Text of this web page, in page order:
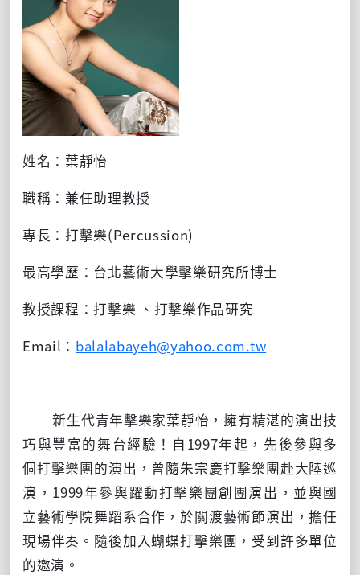
姓名：葉靜怡
職稱：兼任助理教授
專長：打擊樂(Percussion)
最高學歷：台北藝術大學擊樂研究所博士
教授課程：打擊樂 、打擊樂作品研究
Email： balalabayeh@yahoo.com.tw
新生代青年擊樂家葉靜怡，擁有精湛的演出技
巧與豐富的舞台經驗！自 1997年起，先後參與多
個打擊樂團的演出，曾隨朱宗慶打擊樂團赴大陸巡
演， 1999年參與躍動打擊樂團創團演出，並與國
立藝術學院舞蹈系合作，於關渡藝術節演出，擔任
現場伴奏。隨後加入蝴蝶打擊樂團，受到許多單位
的邀演。